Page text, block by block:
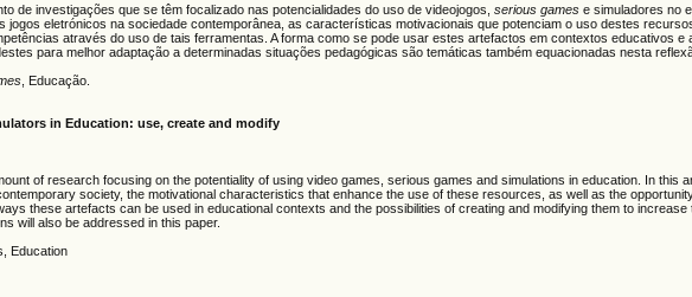
de investigações que se têm focalizado nas potencialidades do uso de videojogos,serious games e simuladores no
jogos eletrónicos na sociedade contemporânea, as características motivacionais que potenciam o uso destes
através do uso de tais ferramentas. A forma como se pode usar estes artefactos em contextos educativos e
para melhor adaptação a determinadas situações pedagógicas são temáticas também equacionadas nesta
, Educação.
in Education: use, create and modify
of research focusing on the potentiality of using video games, serious games and simulations in education. In this
society, the motivational characteristics that enhance the use of these resources, as well as the
these artefacts can be used in educational contexts and the possibilities of creating and modifying them to increase
will also be addressed in this paper.
Education